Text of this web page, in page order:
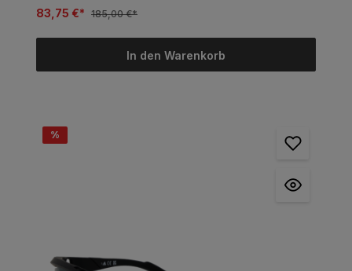
83,75 €* 185,00 €*
In den Warenkorb
%